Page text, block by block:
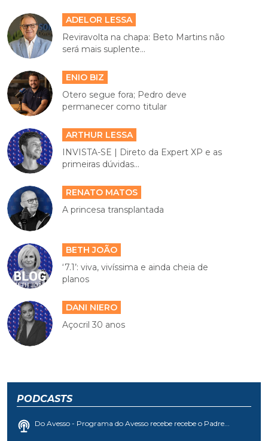
ADELOR LESSA
Reviravolta na chapa: Beto Martins não
será mais suplente...
ENIO BIZ
Otero segue fora; Pedro deve
permanecer como titular
ARTHUR LESSA
INVISTA-SE | Direto da Expert XP e as
primeiras dúvidas...
RENATO MATOS
A princesa transplantada
BETH JOÃO
‘7.1’: viva, vivíssima e ainda cheia de
planos
DANI NIERO
Açocril 30 anos
PODCASTS
Do Avesso - Programa do Avesso recebe recebe o Padre...